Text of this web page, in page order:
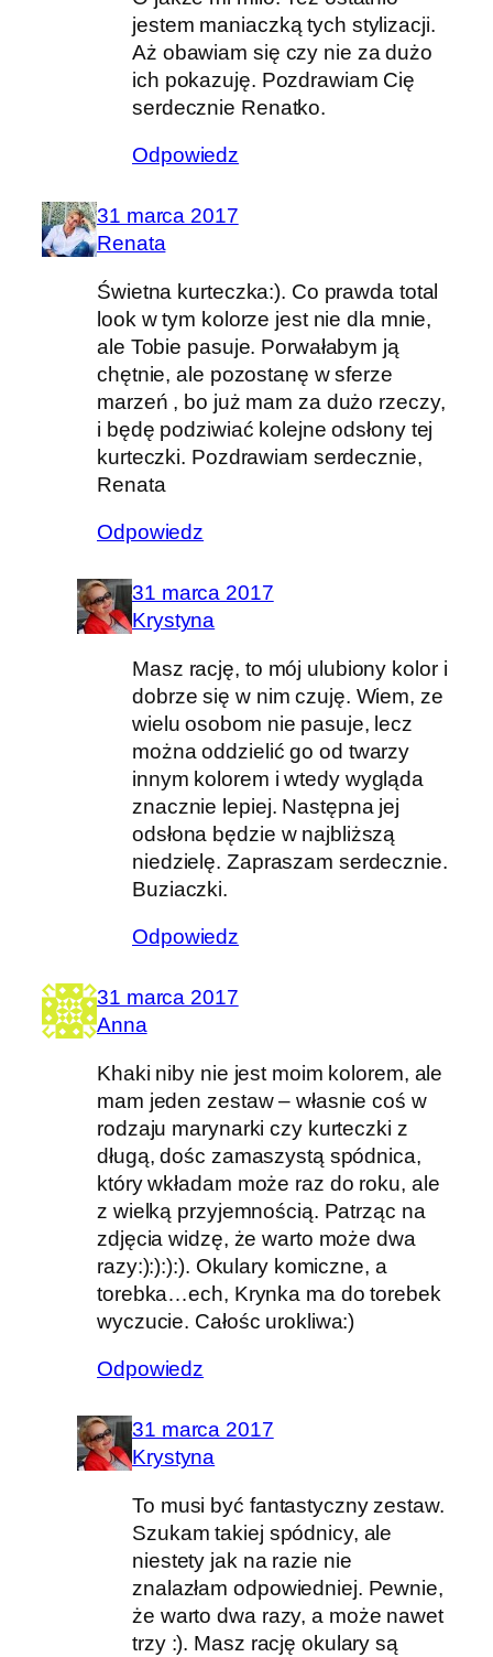
jestem maniaczką tych stylizacji.
Aż obawiam się czy nie za dużo
ich pokazuję. Pozdrawiam Cię
serdecznie Renatko.
Odpowiedz
31 marca 2017
Renata
Świetna kurteczka:). Co prawda total
look w tym kolorze jest nie dla mnie,
ale Tobie pasuje. Porwałabym ją
chętnie, ale pozostanę w sferze
marzeń , bo już mam za dużo rzeczy,
i będę podziwiać kolejne odsłony tej
kurteczki. Pozdrawiam serdecznie,
Renata
Odpowiedz
31 marca 2017
Krystyna
Masz rację, to mój ulubiony kolor i
dobrze się w nim czuję. Wiem, ze
wielu osobom nie pasuje, lecz
można oddzielić go od twarzy
innym kolorem i wtedy wygląda
znacznie lepiej. Następna jej
odsłona będzie w najbliższą
niedzielę. Zapraszam serdecznie.
Buziaczki.
Odpowiedz
31 marca 2017
Anna
Khaki niby nie jest moim kolorem, ale
mam jeden zestaw – własnie coś w
rodzaju marynarki czy kurteczki z
długą, dośc zamaszystą spódnica,
który wkładam może raz do roku, ale
z wielką przyjemnością. Patrząc na
zdjęcia widzę, że warto może dwa
razy:):):):). Okulary komiczne, a
torebka…ech, Krynka ma do torebek
wyczucie. Całośc urokliwa:)
Odpowiedz
31 marca 2017
Krystyna
To musi być fantastyczny zestaw.
Szukam takiej spódnicy, ale
niestety jak na razie nie
znalazłam odpowiedniej. Pewnie,
że warto dwa razy, a może nawet
trzy :). Masz rację okulary są